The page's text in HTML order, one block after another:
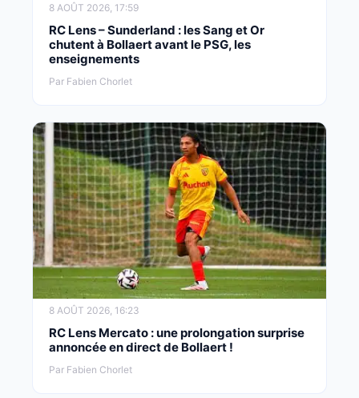
8 AOÛT 2026, 17:59
RC Lens – Sunderland : les Sang et Or
chutent à Bollaert avant le PSG, les
enseignements
Par Fabien Chorlet
8 AOÛT 2026, 16:23
RC Lens Mercato : une prolongation surprise
annoncée en direct de Bollaert !
Par Fabien Chorlet